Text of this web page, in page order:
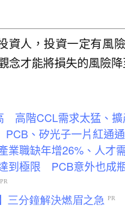
資人，投資一定有風
念才能將損失的風險降
高階CCL需求太猛、擴
、矽光子一片紅通通
職缺年增26%、人才
到極限 PCB意外也成